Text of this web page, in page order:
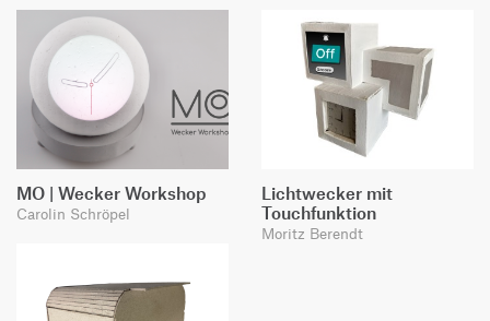
MO | Wecker Workshop
Carolin Schröpel
Lichtwecker mit
Touchfunktion
Moritz Berendt